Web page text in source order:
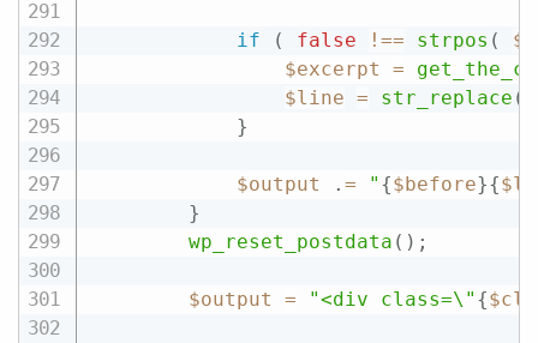
if ( false !== strpos (
$excerpt
=
$line = str_replace (
}
$output . = " {$before}{
}
wp_reset_postdata ( ) ;
$output = "<div class=\" {